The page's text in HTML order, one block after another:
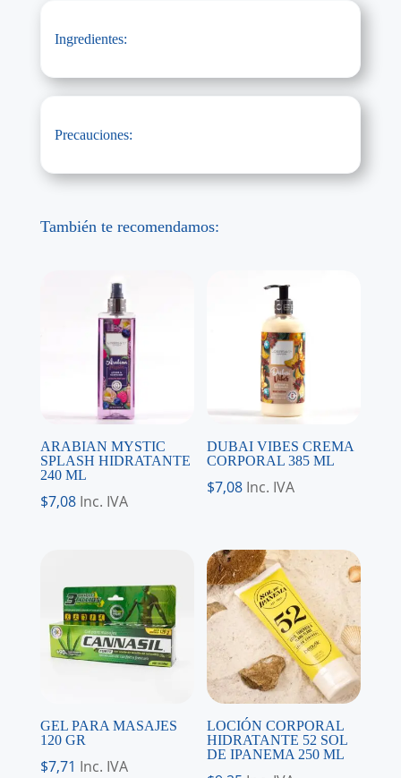
Ingredientes:
Precauciones:
También te recomendamos:
ARABIAN MYSTIC
SPLASH HIDRATANTE
240 ML
$7,08 Inc. IVA
DUBAI VIBES CREMA
CORPORAL 385 ML
$7,08 Inc. IVA
GEL PARA MASAJES
120 GR
$7,71 Inc. IVA
LOCIÓN CORPORAL
HIDRATANTE 52 SOL
DE IPANEMA 250 ML